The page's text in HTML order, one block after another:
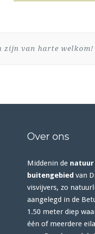
zijn van harte welkom!
Over ons
Middenin de natuur
buitengebiedvan
visvijvers, zo
aangelegd in de
1.50 meter diep
één of meerdere